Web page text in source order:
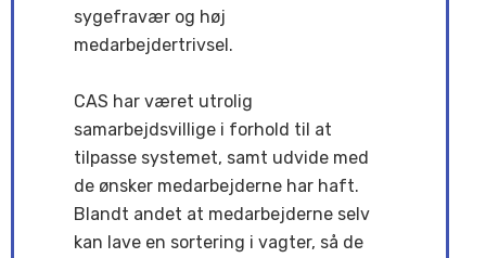
sygefravær og høj
medarbejdertrivsel.
CAS har været utrolig
samarbejdsvillige i forhold til at
tilpasse systemet, samt udvide med
de ønsker medarbejderne har haft.
Blandt andet at medarbejderne selv
kan lave en sortering i vagter, så de